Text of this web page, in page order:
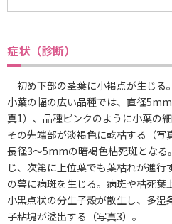
症状（診断）
初め下部の茎葉に小褐点が生じる
小葉の幅の広い品種では、直径
真1）、品種ピンクのように小葉の
その先端部が淡褐色に乾枯する（写
長径3～5mmの暗褐色枯死斑となる
じ、次第に上位葉でも葉枯れが進
の萼に病斑を生じる。病斑や枯死葉
小黒点状の分生子殻が散生し、多
子粘塊が溢出する（写真3）。